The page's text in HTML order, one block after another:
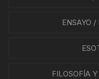
ENSAYO
FILOSOFÍA